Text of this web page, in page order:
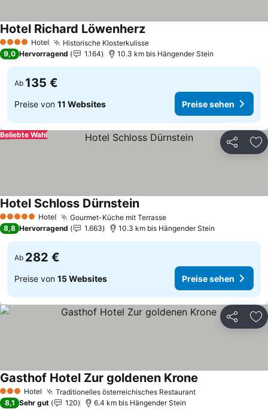
4 Sterne Hotel Historische KlosterkulissePreise sehen
Hotel Richard LöwenherzPreise sehen
9,0 Hervorragend 1.164 10.3 km bis Hängender Stein
Ab 135 €
Preise von 11 Websites Preise sehen
Teilen
Beliebte Wahl
5 Sterne Hotel Gourmet-Küche mit TerrassePreise sehen
Hotel Schloss DürnsteinPreise sehen
8,8 Hervorragend 1.663 10.3 km bis Hängender Stein
Ab 282 €
Preise von 15 Websites Preise sehen
Teilen
3 SterneHotel Traditionelles österreichisches RestaurantPreise sehen
Gasthof Hotel Zur goldenen Krone
8,1 Sehr gut 120 6.4 km bis Hängender Stein